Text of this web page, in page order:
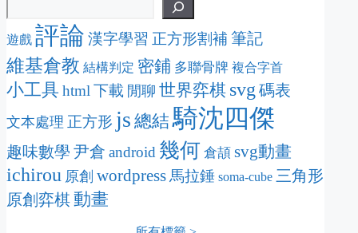
遊戲 評論 漢字學習 正方形割補 筆記
維基倉教 結構判定 密鋪 多聯骨牌 複合字首
小工具 html下載 閒聊 世界弈棋 svg碼表
文本處理 正方形 js 總結 騎沈四傑
趣味數學 尹倉 android 幾何 倉頡 svg動畫
ichirou 原創 wordpress馬拉錘 soma-cube 三角形
原創弈棋動畫